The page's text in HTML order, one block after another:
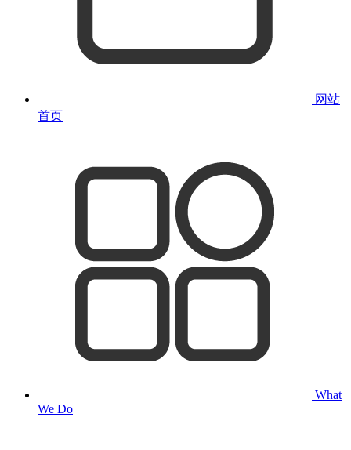
网站
首页
What
We Do